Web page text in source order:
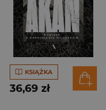
KSIĄŻKA
36,69 zł